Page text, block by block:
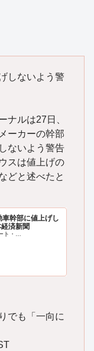
しないよう警
ナルは27日、
ーカーの幹部
ないよう警告
スは値上げの
どと述べたと
車幹部に値上げし
済新聞
ト・…
でも「一向に